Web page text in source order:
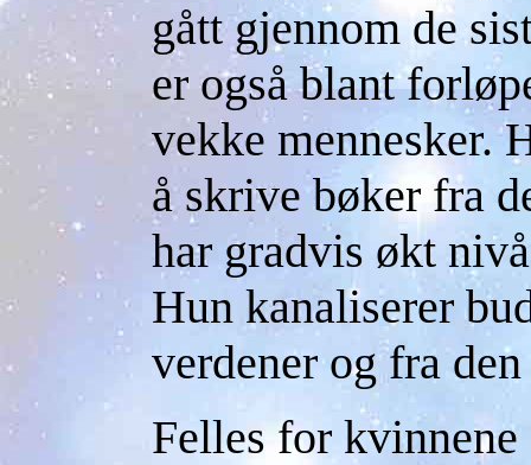
gått gjennom de
er også blant
vekke mennesker.
å skrive bøker fra
har gradvis økt
Hun kanaliserer
verdener og fra
Felles for kvinnene